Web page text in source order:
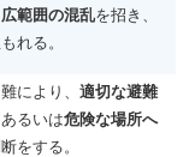
広範囲の混乱を招き、
れる。
により、 適切な避難
あるいは危険な場所へ
をする。